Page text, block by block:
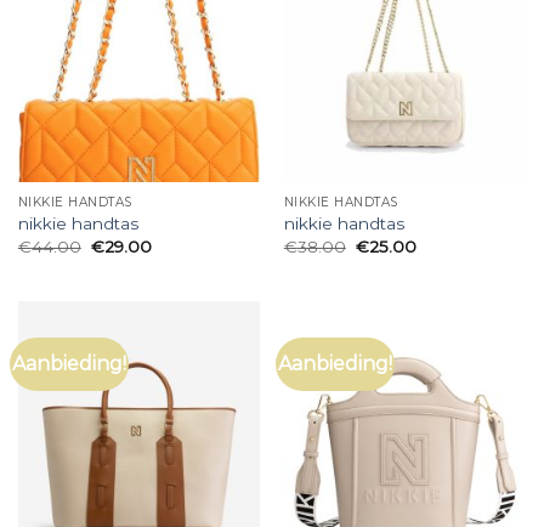
NIKKIE HANDTAS
nikkie handtas
€44.00 €29.00
NIKKIE HANDTAS
nikkie handtas
€38.00 €25.00
Aanbieding! Aanbieding!